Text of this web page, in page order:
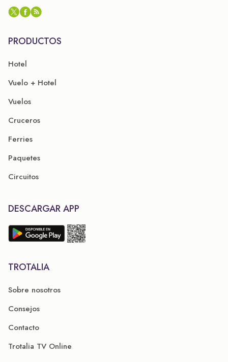
PRODUCTOS
Hotel
Vuelo + Hotel
Vuelos
Cruceros
Ferries
Paquetes
Circuitos
DESCARGAR APP
TROTALIA
Sobre nosotros
Consejos
Contacto
Trotalia TV Online